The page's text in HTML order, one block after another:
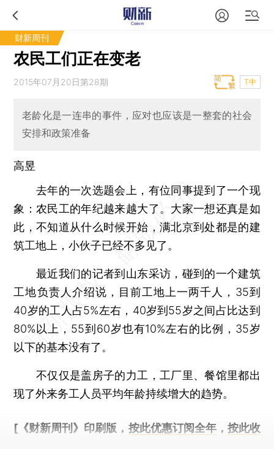
财新周刊
农民工们正在变老
2015年07月20日第28期 T中
老龄化是一连串的事件，应对也应该是一整套的社会
安排和政策准备
高昱
去年的一次选题会上，有位同事提到了一个现
象：农民工的年纪越来越大了。大家一想还真是如
此，不知道从什么时候开始，满北京到处都是的建
筑工地上，小伙子已经不多见了。
最近我们的记者到山东采访，碰到的一个建筑
工地负责人介绍说，目前工地上一两千人，35到
40岁的工人占5%左右，40岁到55岁之间占比达到
80%以上，55到60岁也有10%左右的比例，35岁
以下的基本没有了。
不仅仅是盖房子的力工，工厂里、餐馆里都出
现了外来务工人员平均年龄持续增大的趋势。
[《财新周刊》印刷版， 按此优惠订阅全年， 按此收